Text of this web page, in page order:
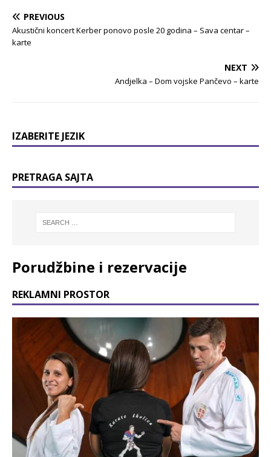
PREVIOUS
Akustični koncert Kerber ponovo posle 20 godina – Sava centar –
karte
NEXT
Andjelka – Dom vojske Pančevo – karte
IZABERITE JEZIK
PRETRAGA SAJTA
Porudžbine i rezervacije
REKLAMNI PROSTOR